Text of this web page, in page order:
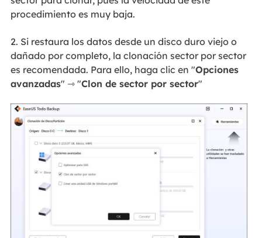
procedimiento es muy baja.
2. Si restaura los datos desde un disco duro viejo o
dañado por completo, la clonación sector por sector
es recomendada. Para ello, haga clic en "Opciones
avanzadas" ⇾ "Clon de sector por sector"